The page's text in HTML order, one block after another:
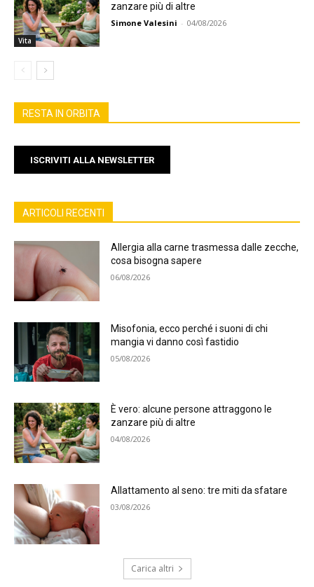
Vita
zanzare più di altre
Simone Valesini - 04/08/2026
RESTA IN ORBITA
ISCRIVITI ALLA NEWSLETTER
ARTICOLI RECENTI
Allergia alla carne trasmessa dalle zecche,
cosa bisogna sapere
06/08/2026
Misofonia, ecco perché i suoni di chi
mangia vi danno così fastidio
05/08/2026
È vero: alcune persone attraggono le
zanzare più di altre
04/08/2026
Allattamento al seno: tre miti da sfatare
03/08/2026
Carica altri